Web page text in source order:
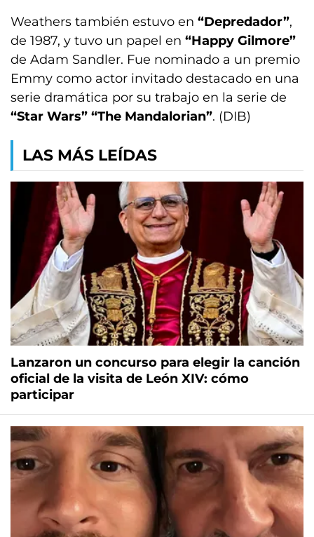
Weathers también estuvo en “Depredador”,
de 1987, y tuvo un papel en “Happy Gilmore”
de Adam Sandler. Fue nominado a un premio
Emmy como actor invitado destacado en una
serie dramática por su trabajo en la serie de
“Star Wars” “The Mandalorian”. (DIB)
LAS MÁS LEÍDAS
Lanzaron un concurso para elegir la canción
oficial de la visita de León XIV: cómo
participar